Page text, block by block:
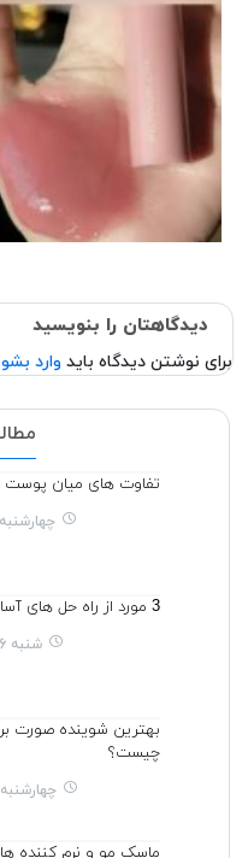
دیدگاهتان را بنویسید
برای نوشتن دیدگاه باید وارد
تفاوت های میان
چهارشنبه 30 خرداد 1403
3 مورد از راه حل های آسان و درمان جوش سرسیاه
شنبه 26 خرداد 1403
بهترین شوینده صورت
چیست؟
چهارشنبه 23 خرداد 1403
ماسک مو و نرم کننده ها